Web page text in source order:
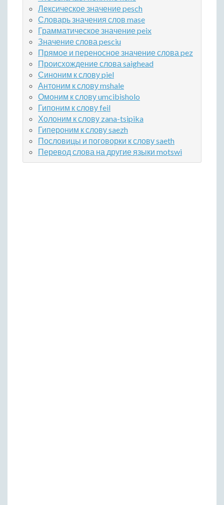
Лексическое значение pesch
Словарь значения слов mase
Грамматическое значение peix
Значение слова pesciu
Прямое и переносное значение слова pez
Происхождение слова saighead
Синоним к слову piel
Антоним к слову mshale
Омоним к слову umcibisholo
Гипоним к слову feil
Холоним к слову zana-tsipika
Гипероним к слову saezh
Пословицы и поговорки к слову saeth
Перевод слова на другие языки motswi